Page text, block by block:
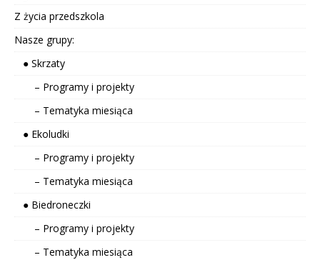
Z życia przedszkola
Nasze grupy:
● Skrzaty
– Programy i projekty
– Tematyka miesiąca
● Ekoludki
– Programy i projekty
– Tematyka miesiąca
● Biedroneczki
– Programy i projekty
– Tematyka miesiąca